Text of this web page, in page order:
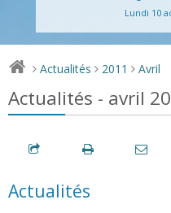
Lundi 10
> Actualités > 2011 > Avril
Actualités - avril
Actualités